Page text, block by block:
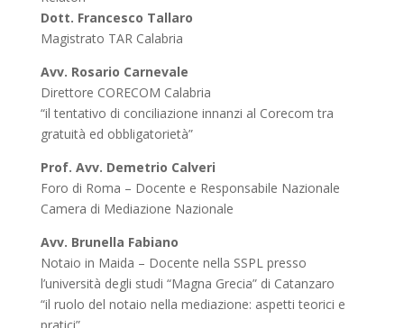
Dott. Francesco Tallaro
Magistrato TAR Calabria
Avv. Rosario Carnevale
Direttore CORECOM Calabria
“il tentativo di conciliazione innanzi al Corecom tra
gratuità ed obbligatorietà”
Prof. Avv. Demetrio Calveri
Foro di Roma – Docente e Responsabile Nazionale
Camera di Mediazione Nazionale
Avv. Brunella Fabiano
Notaio in Maida – Docente nella SSPL presso
l’università degli studi “Magna Grecia” di Catanzaro
“il ruolo del notaio nella mediazione: aspetti teorici e